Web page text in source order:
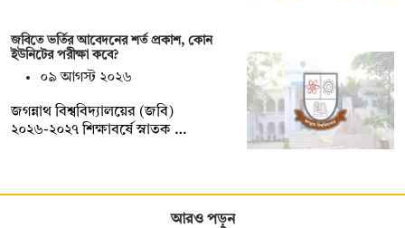
জবিতে ভর্তির আবেদনের শর্ত প্রকাশ, কোন
ইউনিটের পরীক্ষা কবে?
০৯ আগস্ট ২০২৬
জগন্নাথ বিশ্ববিদ্যালয়ের (জবি)
২০২৬-২০২৭ শিক্ষাবর্ষে স্নাতক …
আরও পড়ুন